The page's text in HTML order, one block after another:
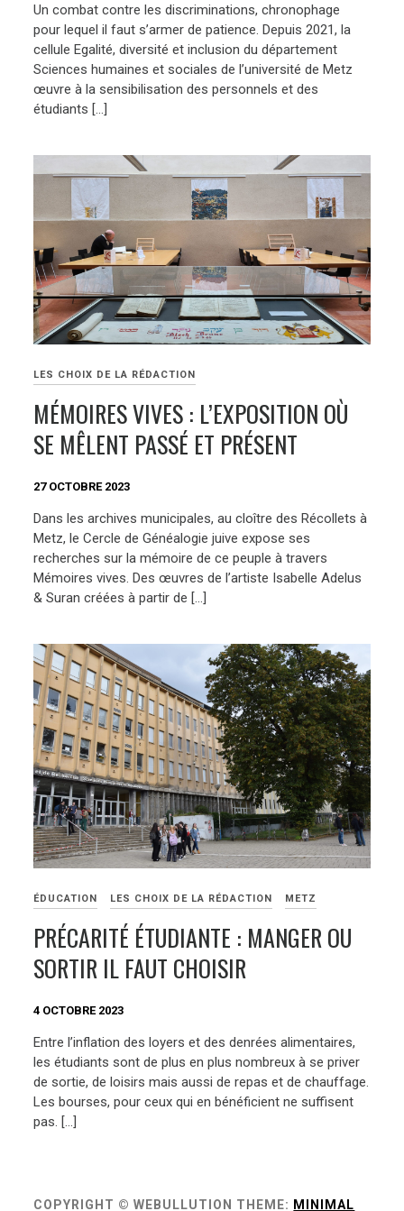
Un combat contre les discriminations, chronophage
pour lequel il faut s’armer de patience. Depuis 2021, la
cellule Egalité, diversité et inclusion du département
Sciences humaines et sociales de l’université de Metz
œuvre à la sensibilisation des personnels et des
étudiants […]
LES CHOIX DE LA RÉDACTION
MÉMOIRES VIVES : L’EXPOSITION OÙ
SE MÊLENT PASSÉ ET PRÉSENT
27 OCTOBRE 2023
Dans les archives municipales, au cloître des Récollets à
Metz, le Cercle de Généalogie juive expose ses
recherches sur la mémoire de ce peuple à travers
Mémoires vives. Des œuvres de l’artiste Isabelle Adelus
& Suran créées à partir de […]
ÉDUCATION LES CHOIX DE LA RÉDACTION METZ
PRÉCARITÉ ÉTUDIANTE : MANGER OU
SORTIR IL FAUT CHOISIR
4 OCTOBRE 2023
Entre l’inflation des loyers et des denrées alimentaires,
les étudiants sont de plus en plus nombreux à se priver
de sortie, de loisirs mais aussi de repas et de chauffage.
Les bourses, pour ceux qui en bénéficient ne suffisent
pas. […]
COPYRIGHT © WEBULLUTION THEME: MINIMAL